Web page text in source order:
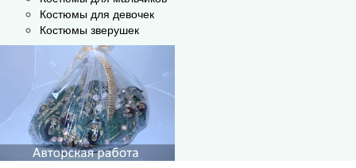
Костюмы для девочек
Костюмы зверушек